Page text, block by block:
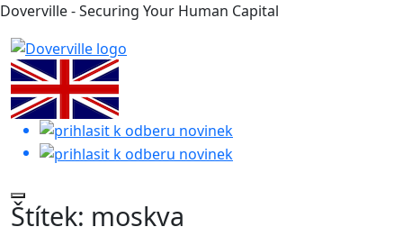
Doverville - Securing Your Human Capital
Štítek: moskva